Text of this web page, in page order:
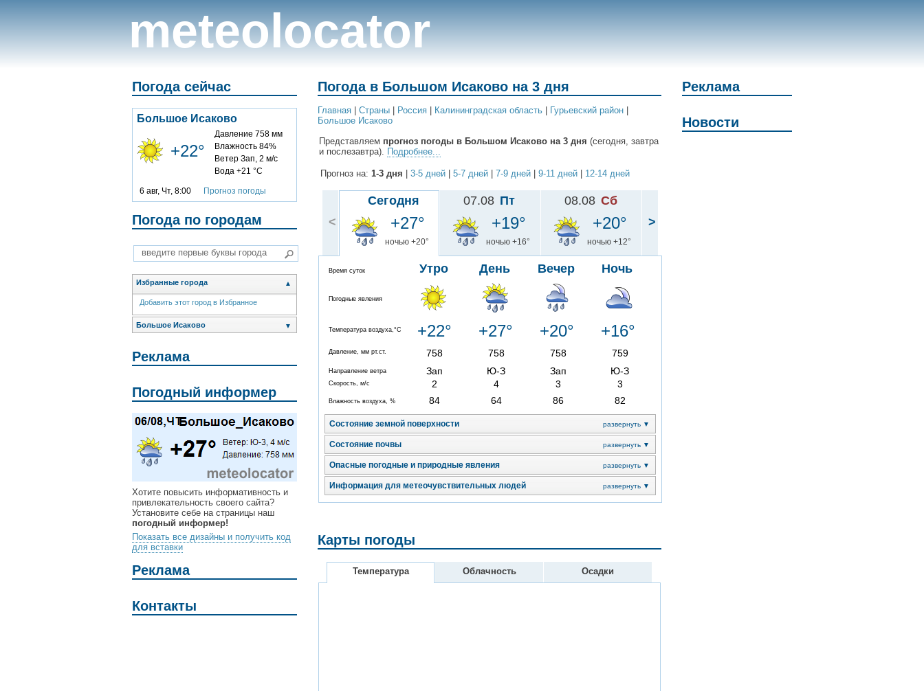
meteolocator
Погода сейчас
Большое Исаково
+22°
Давление 758 мм
Влажность 84%
Ветер Зап, 2 м/с
Вода +21 °C
6 авг, Чт, 8:00 Прогноз погоды
Погода по городам
Избранные города ▲
Добавить этот город в Избранное
Большое Исаково ▼
Реклама
Погодный информер
Хотите повысить информативность и
привлекательность своего сайта?
Установите себе на страницы наш
погодный информер!
Показать все дизайны и получить код
для вставки
Реклама
Контакты
Погода в Большом Исаково на 3 дня
Главная Cтраны Россия Калининградская область Гурьевский район
Большое Исаково
Представляем прогноз погоды в Большом Исаково на 3 дня (сегодня, завтра
и послезавтра). Подробнее...
Прогноз на: 1-3 дня 3-5 дней 5-7 дней 7-9 дней 9-11 дней 12-14 дней
<
Сегодня
+27°
ночью +20°
Время суток Утро День Вечер Ночь
Погодные явления
Температура воздуха,°C +22° +27° +20° +16°
Давление, мм рт.ст. 758 758 758 759
Направление ветра Зап Ю-З Зап Ю-З
Скорость, м/с 2 4 3 3
Влажность воздуха, % 84 64 86 82
Состояние земной поверхности развернуть ▼
Состояние почвы развернуть ▼
Опасные погодные и природные явления развернуть ▼
Информация для метеочувствительных людей развернуть ▼
07.08 Пт
+19°
ночью +16°
08.08 Сб
+20°
ночью +12°
>
Карты погоды
Температура Облачность Осадки
Реклама
Новости